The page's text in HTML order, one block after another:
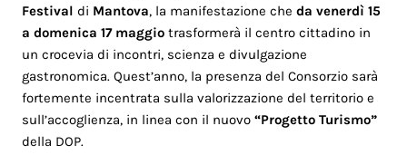
Festival di Mantova, la manifestazione cheda venerdì 15
a domenica 17 maggio trasformerà il centro cittadino in
un crocevia di incontri, scienza e divulgazione
gastronomica. Quest’anno, la presenza del Consorzio sarà
fortemente incentrata sulla valorizzazione del territorio e
sull’accoglienza, in linea con il nuovo“Progetto Turismo”
della DOP.